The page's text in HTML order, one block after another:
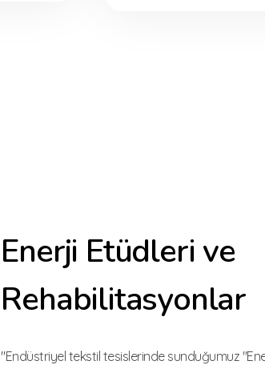
Enerji Etüdleri ve
Rehabilitasyonlar
"Endüstriyel tekstil tesislerinde sunduğumuz